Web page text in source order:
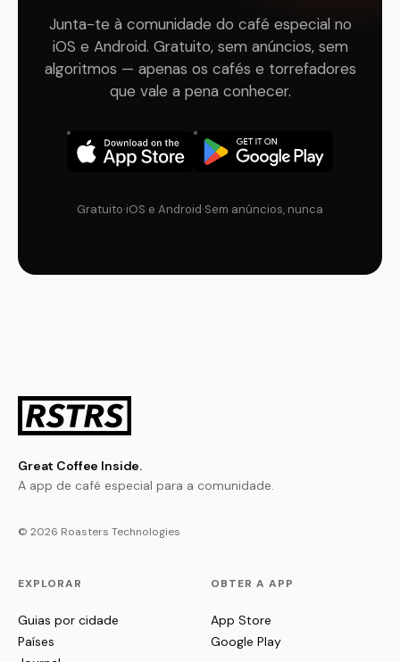
Junta-te à comunidade do café especial no
iOS e Android. Gratuito, sem anúncios, sem
algoritmos — apenas os cafés e torrefadores
que vale a pena conhecer.
Gratuito·iOS e Android·Sem anúncios, nunca
Great Coffee Inside.
A app de café especial para a comunidade.
© 2026 Roasters Technologies
EXPLORAR
Guias por cidade
Países
OBTER A APP
App Store
Google Play